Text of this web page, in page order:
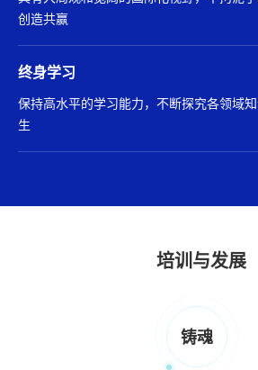
创造共赢
终身学习
保持高水平的学习能力，不断探究各领域
生
培训与发展
铸魂